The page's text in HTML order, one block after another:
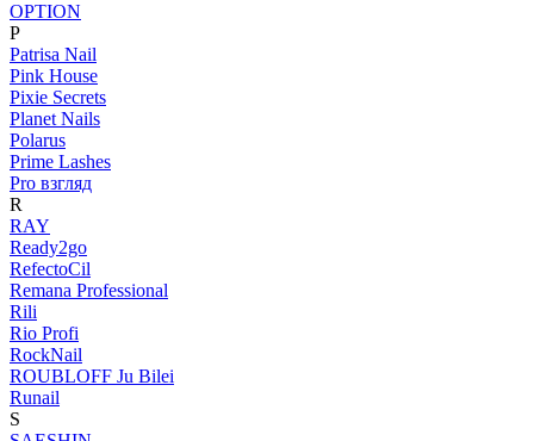
OPTION
P
Patrisa Nail
Pink House
Pixie Secrets
Planet Nails
Polarus
Prime Lashes
Pro взгляд
R
RAY
Ready2go
RefectoCil
Remana Professional
Rili
Rio Profi
RockNail
ROUBLOFF Ju Bilei
Runail
S